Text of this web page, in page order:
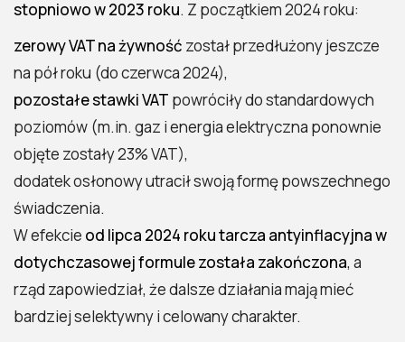
stopniowo w 2023 roku. Z początkiem 2024 roku:
zerowy VAT na żywność został przedłużony jeszcze
na pół roku (do czerwca 2024),
pozostałe stawki VAT powróciły do standardowych
poziomów (m.in. gaz i energia elektryczna ponownie
objęte zostały 23% VAT),
dodatek osłonowy utracił swoją formę powszechnego
świadczenia.
W efekcie od lipca 2024 roku tarcza antyinflacyjna w
dotychczasowej formule została zakończona, a
rząd zapowiedział, że dalsze działania mają mieć
bardziej selektywny i celowany charakter.